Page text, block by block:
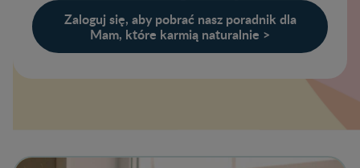
Zaloguj się, aby pobrać nasz poradnik dla
Mam, które karmią naturalnie >